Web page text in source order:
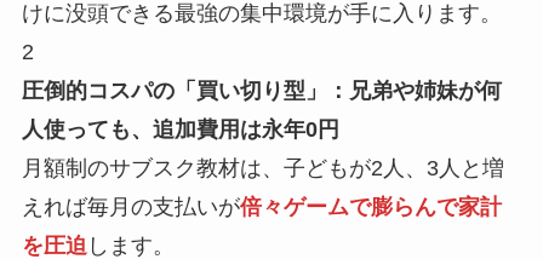
けに没頭できる最強の集中環境が手に入ります。
2
圧倒的コスパの「買い切り型」：兄弟や姉妹が何
人使っても、追加費用は永年0円
月額制のサブスク教材は、子どもが2人、3人と増
えれば毎月の支払いが倍々ゲームで膨らんで家計
を圧迫します。